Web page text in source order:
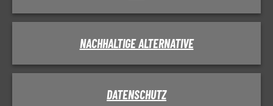
NACHHALTIGE ALTERNATIVE
DATENSCHUTZ